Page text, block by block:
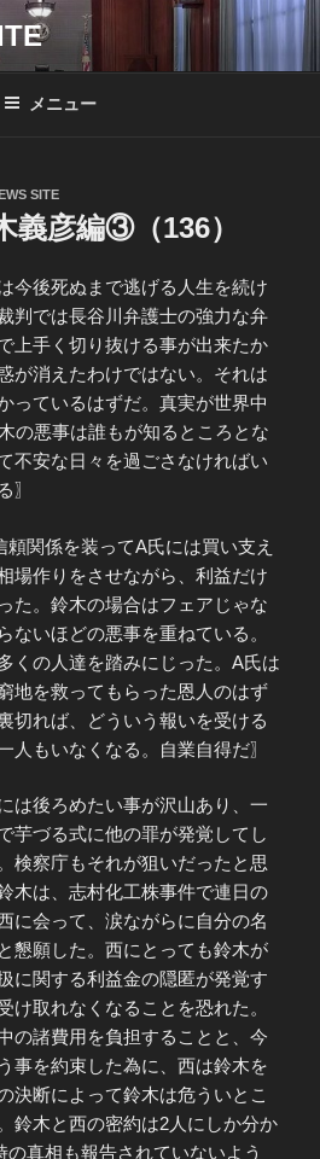
メニュー
SITE
彦編③（136）
今後死ぬまで逃げる人生を続け
判では長谷川弁護士の強力な弁
上手く切り抜ける事が出来たか
が消えたわけではない。それは
っているはずだ。真実が世界中
の悪事は誰もが知るところとな
不安な日々を過ごさなければい
〗
頼関係を装ってA氏には買い支え
場作りをさせながら、利益だけ
た。鈴木の場合はフェアじゃな
ないほどの悪事を重ねている。
くの人達を踏みにじった。A氏は
地を救ってもらった恩人のはず
切れば、どういう報いを受ける
人もいなくなる。自業自得だ〗
は後ろめたい事が沢山あり、一
芋づる式に他の罪が発覚してし
検察庁もそれが狙いだったと思
木は、志村化工株事件で連日の
に会って、涙ながらに自分の名
懇願した。西にとっても鈴木が
に関する利益金の隠匿が発覚す
け取れなくなることを恐れた。
の諸費用を負担することと、今
事を約束した為に、西は鈴木を
決断によって鈴木は危ういとこ
鈴木と西の密約は2人にしか分か
の真相も報告されていないよう